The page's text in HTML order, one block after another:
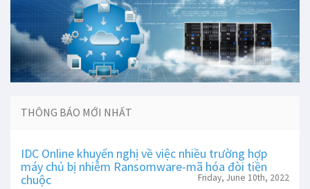
THÔNG BÁO MỚI NHẤT
IDC Online khuyến nghị về việc nhiều trường hợp
máy chủ bị nhiễm Ransomware-mã hóa đòi tiền
chuộc
Friday, June 10th, 2022